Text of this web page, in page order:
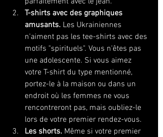
T-shirts avec des graphiques
amusants. Les Ukrainiennes
n'aiment pas les tee-shirts avec des
motifs "spirituels". Vous n'êtes pas
une adolescente. Si vous aimez
votre T-shirt du type mentionné,
portez-le à la maison ou dans un
endroit où les femmes ne vous
rencontreront pas, mais oubliez-le
lors de votre premier rendez-vous.
Les shorts. Même si votre premier